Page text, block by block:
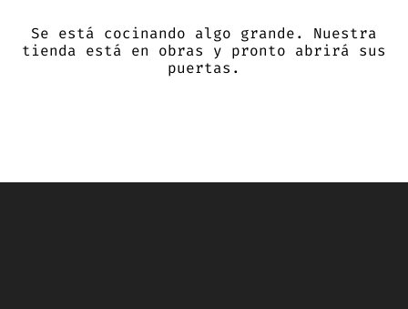
Se está cocinando algo grande. Nuestra
tienda está en obras y pronto abrirá sus
puertas.